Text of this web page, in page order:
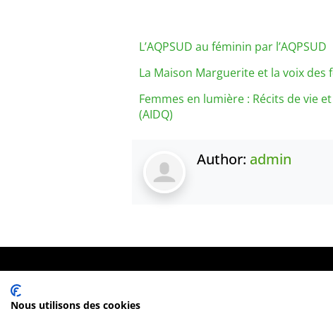
L’AQPSUD au féminin par l’AQPSUD
La Maison Marguerite et la voix
Femmes en lumière : Récits de vie
(AIDQ)
Author: admin
Organisme appuyé par
Nous utilisons des cookies